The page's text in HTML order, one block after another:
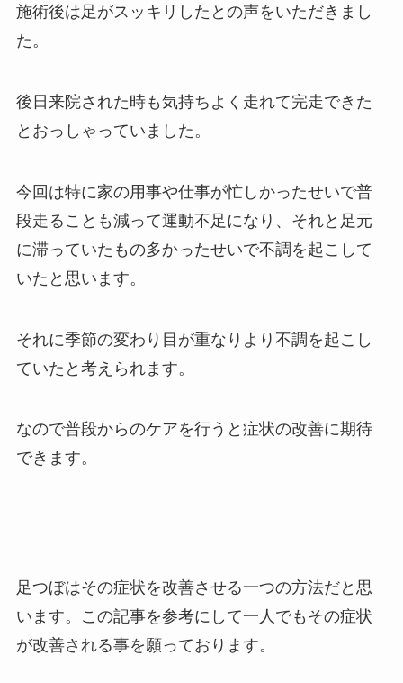
施術後は足がスッキリしたとの声をいただきまし
た。
後日来院された時も気持ちよく走れて完走できた
とおっしゃっていました。
今回は特に家の用事や仕事が忙しかったせいで普
段走ることも減って運動不足になり、それと足元
に滞っていたもの多かったせいで不調を起こして
いたと思います。
それに季節の変わり目が重なりより不調を起こし
ていたと考えられます。
なので普段からのケアを行うと症状の改善に期待
できます。
足つぼはその症状を改善させる一つの方法だと思
います。この記事を参考にして一人でもその症状
が改善される事を願っております。